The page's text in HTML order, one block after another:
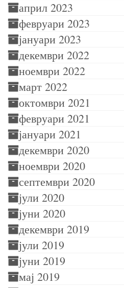
април 2023
февруари 2023
јануари 2023
декември 2022
ноември 2022
март 2022
октомври 2021
февруари 2021
јануари 2021
декември 2020
ноември 2020
септември 2020
јули 2020
јуни 2020
декември 2019
јули 2019
јуни 2019
мај 2019